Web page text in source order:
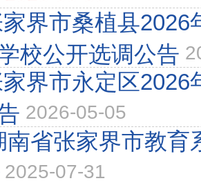
界市桑植县2026
校公开选调公告
界市永定区2026
2026-05-05
南省张家界市教育
2025-07-31